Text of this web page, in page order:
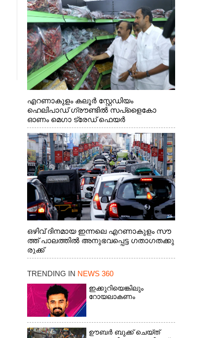
എറണാകുളം കലൂർ സ്റ്റേഡിയം
ഹെലിപാഡ് ഗ്രൗണ്ടിൽ സപ്ളൈകോ
ഓണം മെഗാ ട്രേഡ് ഫെയർ
സംസ്ഥാനതല ഉദ്ഘാടനം നിർവഹിച്ച്
സ്റ്റാൾ സന്ദർശിക്കുന്ന മുഖ്യമന്ത്രി വി.ഡി.
സതീശൻ. മന്ത്രി അനൂപ് ജേക്കബ് സമീപം
ഒഴിവ് ദിനമായ ഇന്നലെ എറണാകുളം സൗ
ത്ത് പാലത്തിൽ അനുഭവപ്പെട്ട ഗതാഗതക്കു
രുക്ക്
TRENDING IN NEWS 360
ഇക്കുറിയെങ്കിലും
റോയലാകണം
ഊബർ ബുക്ക് ചെയ്‌ത്